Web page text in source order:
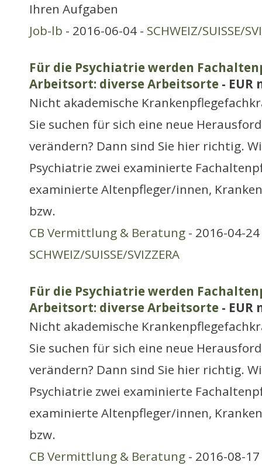
Ihren Aufgaben
Job-lb - 2016-06-04 - SCHWEIZ/SUISSE/
Für die Psychiatrie werden
Arbeitsort: diverse Arbeitsorte -
Nicht akademische
Sie suchen für sich eine neue
verändern? Dann sind Sie hier richtig.
Psychiatrie zwei examinierte
examinierte Altenpfleger/innen,
bzw.
CB Vermittlung & Beratung - 2016-04-
SCHWEIZ/SUISSE/SVIZZERA
Für die Psychiatrie werden
Arbeitsort: diverse Arbeitsorte -
Nicht akademische
Sie suchen für sich eine neue
verändern? Dann sind Sie hier richtig.
Psychiatrie zwei examinierte
examinierte Altenpfleger/innen,
bzw.
CB Vermittlung & Beratung - 2016-08-